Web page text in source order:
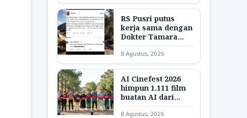
RS Pusri putus
kerja sama dengan
Dokter Tamara
buntut hina pasien
BPJS
8 Agustus, 2026
AI Cinefest 2026
himpun 1.111 film
buatan AI dari
seluruh Indonesia
8 Agustus, 2026